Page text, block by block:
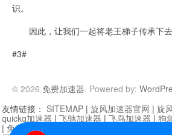
识。
因此，让我们一起将老王梯子传承下去
#3#
© 2026 免费加速器. Powered by:
友情链接： SITEMAP | 旋风加速器官网 | 旋
quickq加速器 | 飞驰加速器 | 飞鸟加速器 | 狗
| 免费vqn加速外网